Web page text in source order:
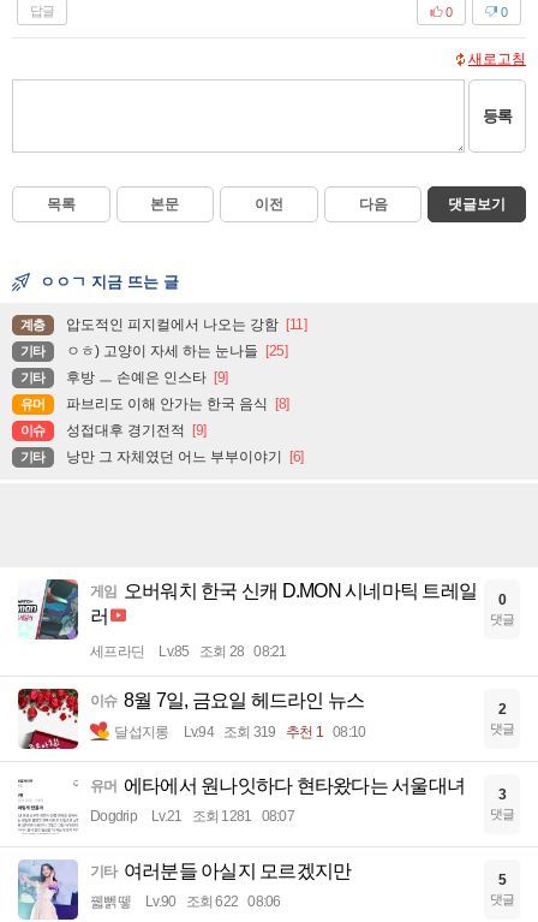
답글 0
0
새로고침
등록
목록 본문 이전 다음 댓글보기
ㅇㅇㄱ 지금 뜨는 글
계층 압도적인 피지컬에서 나오는 강함 [11]
기타 ㅇㅎ) 고양이 자세 하는 눈나들 [25]
기타 후방 ㅡ 손예은 인스타 [9]
유머 파브리도 이해 안가는 한국 음식 [8]
이슈 성접대후 경기전적 [9]
기타 낭만 그 자체였던 어느 부부이야기 [6]
게임
오버워치 한국 신캐 D.MON 시네마틱 트레일
러
세프라딘 Lv.85 조회 28 08:21
0
댓글
이슈 8월 7일, 금요일 헤드라인 뉴스
달섭지롱 Lv.94 조회 319 추천 1 08:10
2
댓글
유머 에타에서 원나잇하다 현타왔다는 서울대녀
Dogdrip Lv.21 조회 1281 08:07
3
댓글
기타 여러분들 아실지 모르겠지만
꿻뻵뗗 Lv.90 조회 622 08:06
5
댓글